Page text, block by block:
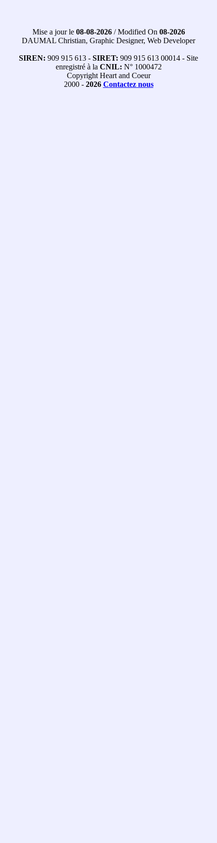
Mise a jour le 08-08-2026/ Modified On 08-2026
DAUMAL Christian, Graphic Designer, Web Developer
SIREN: 909 915 613 - SIRET: 909 915 613 00014 - Site
enregistré à la CNIL: N° 1000472
Copyright Heart and Coeur
2000 - 2026 Contactez nous